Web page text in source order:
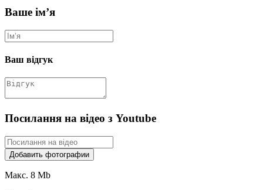
Ваше ім’я
Ваш відгук
Посилання на відео з Youtube
Добавить фотографии
Макс. 8 Mb